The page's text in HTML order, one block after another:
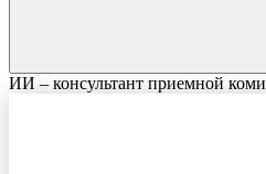
ИИ – консультант приемной